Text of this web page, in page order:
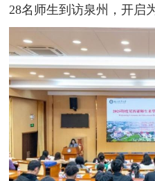
28名师生到访泉州，开启